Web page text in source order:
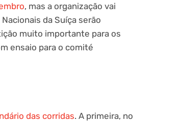
, mas a organização vai
da Suíça serão
muito importante para os
ensaio para o comité
das corridas. A primeira, no